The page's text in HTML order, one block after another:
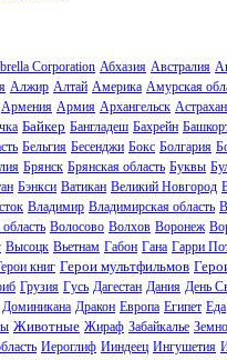
Corporation Абхазия Австралия
Алжир Алтай Америка Амурская
Армения Армия Архангельск
Байкер Бангладеш Бахрейн
Бельгия Бесенджи Бокс Болгария
Брянск Брянская область Буквы
Бэнкси Ватикан Великий Новгород
Владимир Владимирская область
Волосово Волхов Воронеж
Высоцк Вьетнам Габон Гана Гарри
книг Герои мультфильмов
Грузия Гусь Дагестан Дания День
Доминикана Дракон Европа Египет Еда
Животные Жираф Забайкалье
Иероглиф Ииндеец Ингушетия